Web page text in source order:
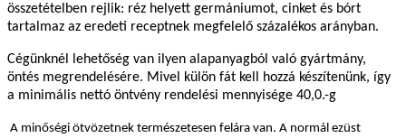
összetételben rejlik: réz helyett germániumot, cinket és bórt
tartalmaz az eredeti receptnek megfelelő százalékos arányban.
Cégünknél lehetőség van ilyen alapanyagból való gyártmány,
öntés megrendelésére. Mivel külön fát kell hozzá készítenünk, így
a minimális nettó öntvény rendelési mennyisége 40,0.-g
A minőségi ötvözetnek természetesen felára van. A normál ezüst